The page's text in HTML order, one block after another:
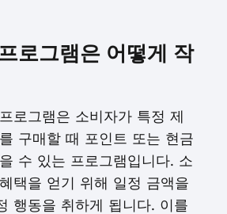
로그램은 어떻게 작
로그램은 소비자가 특정 제
구매할 때 포인트 또는 현금
수 있는 프로그램입니다. 소
택을 얻기 위해 일정 금액을
행동을 취하게 됩니다. 이를